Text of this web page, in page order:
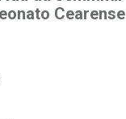
Cearense